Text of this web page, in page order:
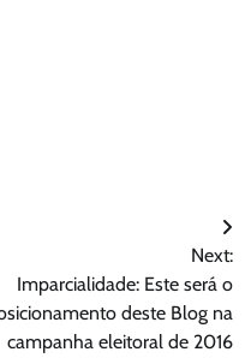
Next:
Imparcialidade: Este será o
deste Blog na
campanha eleitoral de 2016